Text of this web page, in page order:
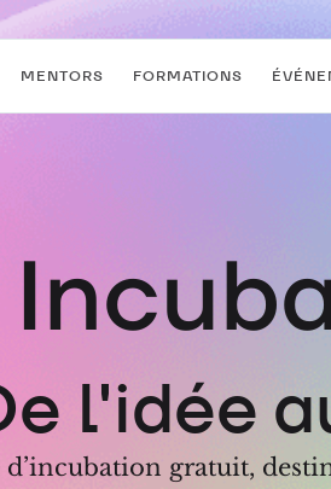
MENTORS FORMATIONS
l'idée
gratuit,